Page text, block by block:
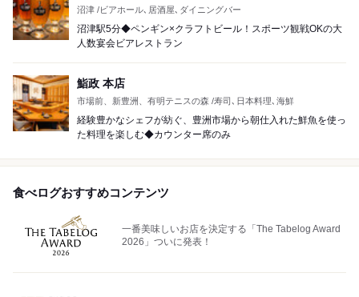
沼津 /ビアホール､居酒屋､ダイニングバー
沼津駅5分◆ペンギン×クラフトビール！スポーツ観戦OKの大
人数宴会ビアレストラン
鮨政 本店
市場前、新豊洲、有明テニスの森 /寿司､日本料理､海鮮
経験豊かなシェフが紡ぐ、豊洲市場から朝仕入れた鮮魚を使っ
た料理を楽しむ◆カウンター席のみ
食べログおすすめコンテンツ
一番美味しいお店を決定する「The Tabelog Award
2026」ついに発表！